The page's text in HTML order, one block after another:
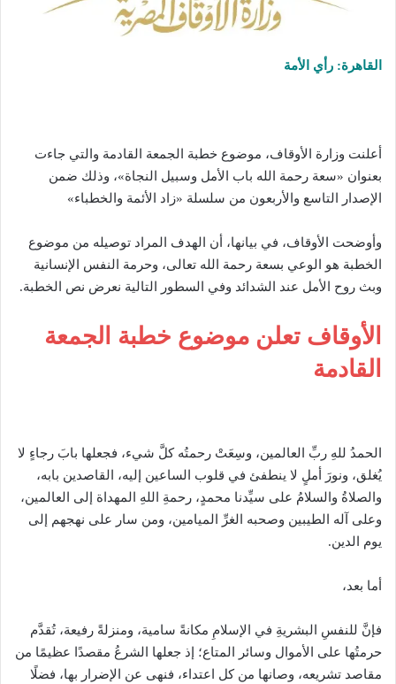
القاهرة: رأي الأمة
أعلنت وزارة الأوقاف، موضوع خطبة الجمعة القادمة والتي جاءت
بعنوان «سعة رحمة الله باب الأمل وسبيل النجاة»، وذلك ضمن
الإصدار التاسع والأربعون من سلسلة «زاد الأئمة والخطباء»
وأوضحت الأوقاف، في بيانها، أن الهدف المراد توصيله من موضوع
الخطبة هو الوعي بسعة رحمة الله تعالى، وحرمة النفس الإنسانية
وبث روح الأمل عند الشدائد وفي السطور التالية نعرض نص الخطبة.
الأوقاف تعلن موضوع خطبة الجمعة
القادمة
الحمدُ للهِ ربِّ العالمين، وسِعَتْ رحمتُه كلَّ شيء، فجعلها بابَ رجاءٍ لا
يُغلق، ونورَ أملٍ لا ينطفئ في قلوب الساعين إليه، القاصدين بابه،
والصلاةُ والسلامُ على سيِّدنا محمدٍ، رحمةِ اللهِ المهداة إلى العالمين،
وعلى آله الطيبين وصحبه الغرِّ الميامين، ومن سار على نهجهم إلى
يوم الدين.
أما بعد،
فإنَّ للنفسِ البشريةِ في الإسلامِ مكانةً سامية، ومنزلةً رفيعة، تُقدَّم
حرمتُها على الأموال وسائر المتاع؛ إذ جعلها الشرعُ مقصدًا عظيمًا من
مقاصد تشريعه، وصانها من كل اعتداء، فنهى عن الإضرار بها، فضلًا